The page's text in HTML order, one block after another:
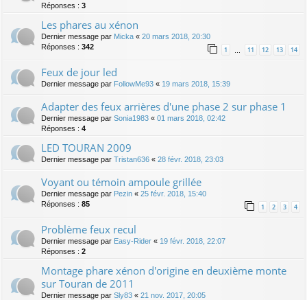
Réponses : 3
Les phares au xénon
Dernier message par Micka « 20 mars 2018, 20:30
Réponses : 342 1 11 12 13 14
Feux de jour led
Dernier message par FollowMe93 « 19 mars 2018, 15:39
Adapter des feux arrières d'une phase 2 sur phase 1
Dernier message par Sonia1983 « 01 mars 2018, 02:42
Réponses : 4
LED TOURAN 2009
Dernier message par Tristan636 « 28 févr. 2018, 23:03
Voyant ou témoin ampoule grillée
Dernier message par Pezin « 25 févr. 2018, 15:40
Réponses : 85 1 2 3 4
Problème feux recul
Dernier message par Easy-Rider « 19 févr. 2018, 22:07
Réponses : 2
Montage phare xénon d'origine en deuxième monte
sur Touran de 2011
Dernier message par Sly83 « 21 nov. 2017, 20:05